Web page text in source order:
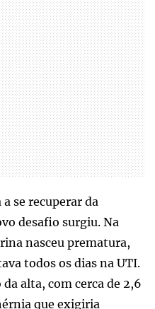
se recuperar da
desafio surgiu. Na
nasceu prematura,
todos os dias na UTI.
alta, com cerca de 2,6
que exigiria